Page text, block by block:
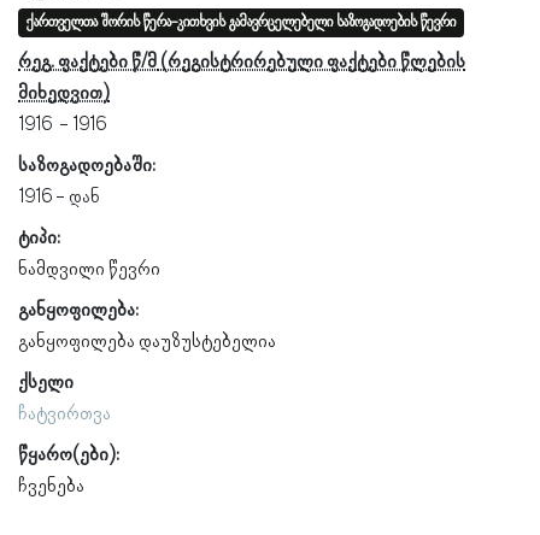
ქართველთა შორის წერა-კითხვის გამავრცელებელი საზოგადოების წევრი
რეგ. ფაქტები წ/მ
1916
1916
საზოგადოებაში:
1916
ტიპი:
ნამდვილი წევრი
განყოფილება:
განყოფილება დაუზუსტებელია
ქსელი
ჩატვირთვა
წყარო(ები):
ჩვენება